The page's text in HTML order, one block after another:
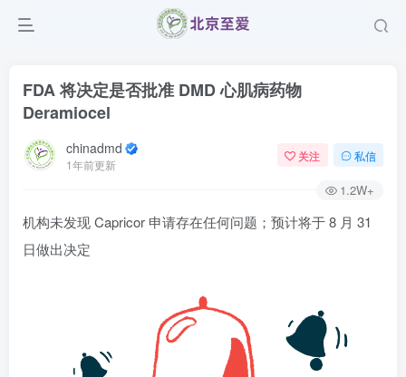
FDA 将决定是否批准 DMD 心肌病药物
Deramiocel
chinadmd
1年前更新
关注 私信
1.2W+
机构未发现 Capricor 申请存在任何问题；预计将于 8 月 31
日做出决定